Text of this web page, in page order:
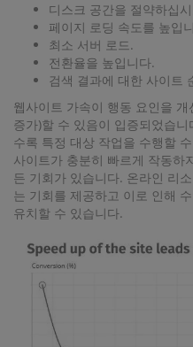
디스크 공간을 절약하십
페이지 로딩 속도를 높입
최소 서버 로드.
전환율을 높입니다.
검색 결과에 대한 사이트
웹사이트 가속이 행동 요인을
증가)할 수 있음이 입증되었습
수록 특정 대상 작업을 수행할
사이트가 충분히 빠르게 작동하
든 기회가 있습니다. 온라인 리
는 기회를 제공하고 이로 인해
유치할 수 있습니다.